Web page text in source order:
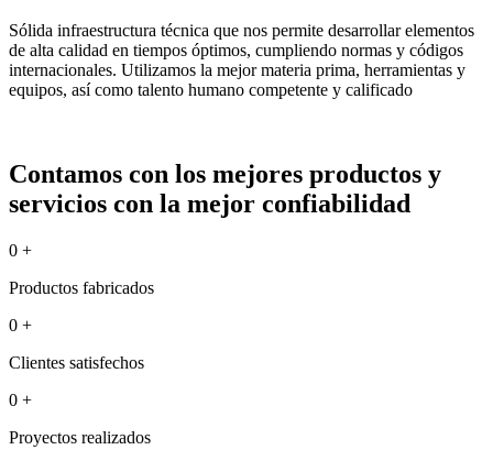
Sólida infraestructura técnica que nos permite desarrollar elementos
de alta calidad en tiempos óptimos, cumpliendo normas y códigos
internacionales. Utilizamos la mejor materia prima, herramientas y
equipos, así como talento humano competente y calificado
Contamos con los mejores productos y
servicios con la mejor confiabilidad
0 +
Productos fabricados
0 +
Clientes satisfechos
0 +
Proyectos realizados